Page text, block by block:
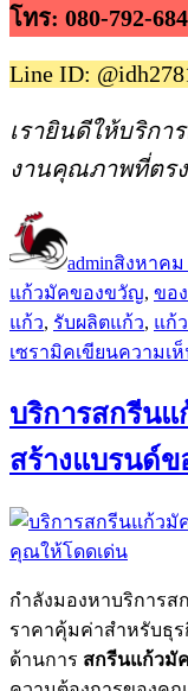
โทร: 080-792-
Line ID:
เรายินดีให้บริกา
งานคุณภาพที่ตร
เขียน
adminเมื่อ
สิงหาคม
แก้วมัคป้าย
กำกับ
ของขวัญ, ขอ
แก้ว, รับผลิตแก้ว, แก้
เซรามิคเขียนความเ
บริการสกรีน
สร้างแบรนด์
กำลังมองหาบริการ
ราคาคุ้มค่าสำหรับธุ
ด้านการ สกรีนแก้วมั